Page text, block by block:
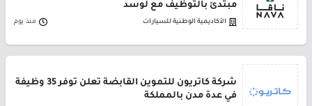
مبتدئ بالتوظيف مع لوسد
الأكاديمية الوطنية للسيارات منذ يوم
شركة كاتريون للتموين القابضة تعلن توفر 35 وظيفة
في عدة مدن بالمملكة